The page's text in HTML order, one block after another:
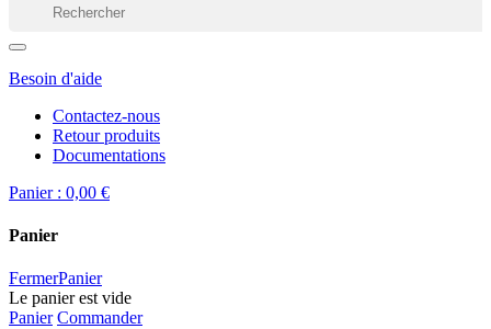
Besoin d'aide
Contactez-nous
Retour produits
Documentations
Panier : 0,00 €
Panier
FermerPanier
Le panier est vide
Panier Commander